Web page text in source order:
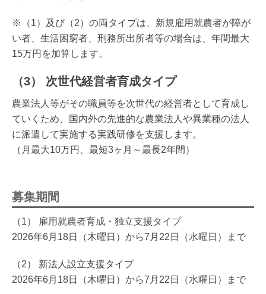
※（1）及び（2）の両タイプは、新規雇用就農者が障が
い者、生活困窮者、刑務所出所者等の場合は、年間最大
15万円を加算します。
（3） 次世代経営者育成タイプ
農業法人等がその職員等を次世代の経営者として育成し
ていくため、国内外の先進的な農業法人や異業種の法人
に派遣して実施する実践研修を支援します。
（月最大10万円、最短3ヶ月～最長2年間）
募集期間
（1） 雇用就農者育成・独立支援タイプ
2026年6月18日（木曜日）から7月22日（水曜日）まで
（2） 新法人設立支援タイプ
2026年6月18日（木曜日）から7月22日（水曜日）まで